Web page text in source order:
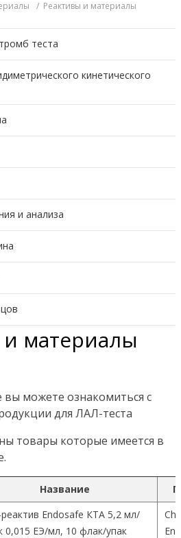
Реактивы и материалы
теста
кинетического
и анализа
материалы
вы можете ознакомиться с
для ЛАЛ-теста
товары которые имеется в
Название
Endosafe КТА 5,2 мл/
0,015 ЕЭ/мл, 10 флак/упак